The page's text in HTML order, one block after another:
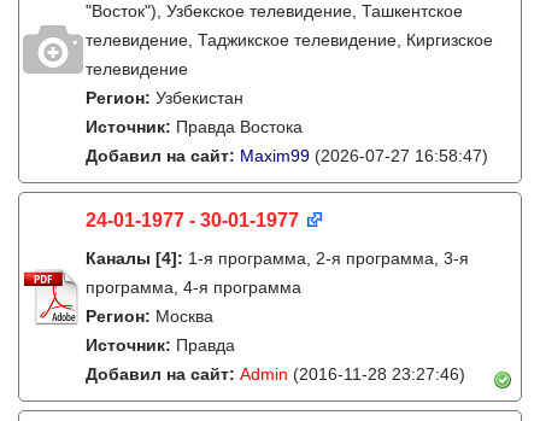
"Восток"), Узбекское телевидение, Ташкентское
телевидение, Таджикское телевидение, Киргизское
телевидение
Регион: Узбекистан
Источник: Правда Востока
Добавил на сайт: Maxim99 (2026-07-27 16:58:47)
24-01-1977 - 30-01-1977
Каналы [4]: 1-я программа, 2-я программа, 3-я
программа, 4-я программа
Регион: Москва
Источник: Правда
Добавил на сайт: Admin (2016-11-28 23:27:46)